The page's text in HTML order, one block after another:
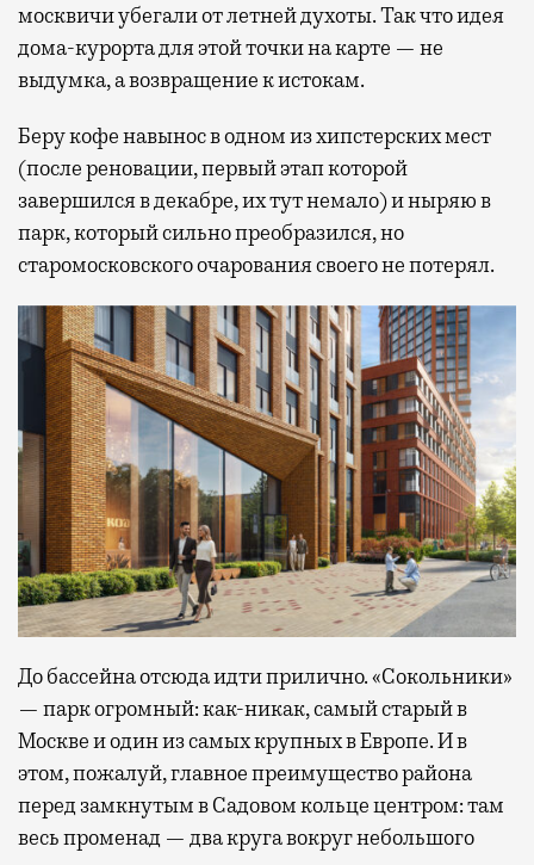
москвичи убегали от летней духоты. Так что идея
дома-курорта для этой точки на карте — не
выдумка, а возвращение к истокам.
Беру кофе навынос в одном из хипстерских мест
(после реновации, первый этап которой
завершился в декабре, их тут немало) и ныряю в
парк, который сильно преобразился, но
старомосковского очарования своего не потерял.
До бассейна отсюда идти прилично. «Сокольники»
— парк огромный: как-никак, самый старый в
Москве и один из самых крупных в Европе. И в
этом, пожалуй, главное преимущество района
перед замкнутым в Садовом кольце центром: там
весь променад — два круга вокруг небольшого